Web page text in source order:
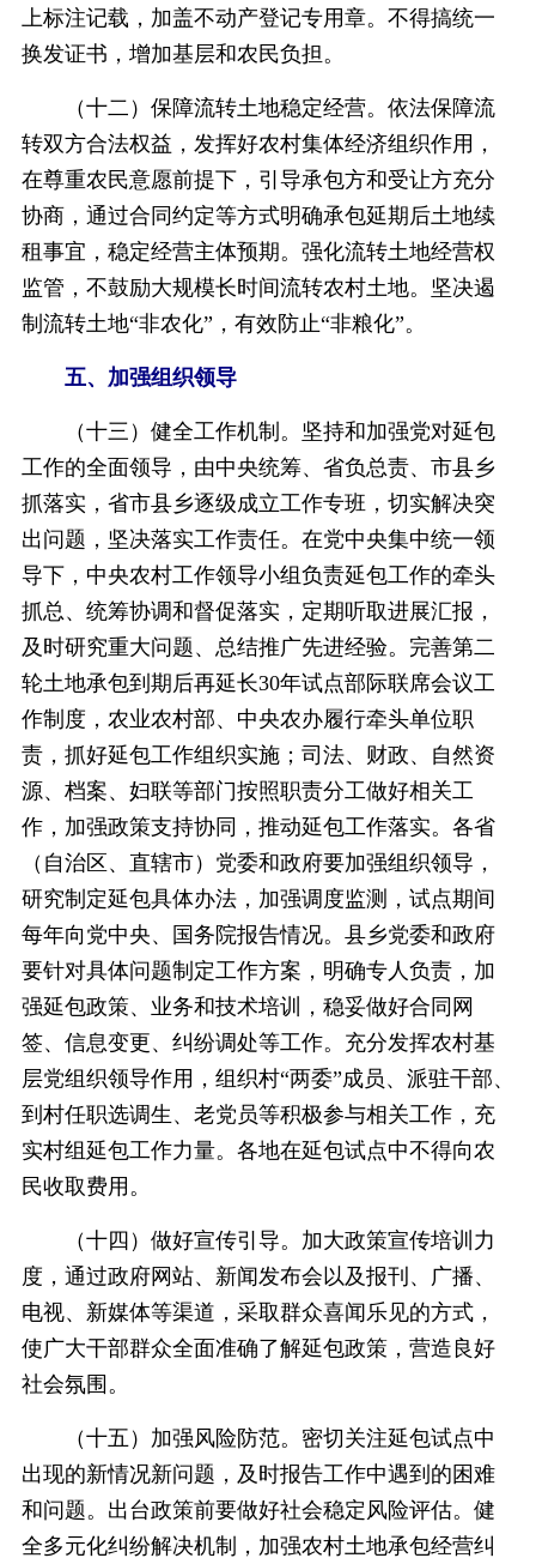
上标注记载，加盖不动产登记专用章。不得搞统一
换发证书，增加基层和农民负担。
（十二）保障流转土地稳定经营。依法保障流
转双方合法权益，发挥好农村集体经济组织作用，
在尊重农民意愿前提下，引导承包方和受让方充分
协商，通过合同约定等方式明确承包延期后土地续
租事宜，稳定经营主体预期。强化流转土地经营权
监管，不鼓励大规模长时间流转农村土地。坚决遏
制流转土地“非农化”，有效防止“非粮化”。
五、加强组织领导
（十三）健全工作机制。坚持和加强党对延包
工作的全面领导，由中央统筹、省负总责、市县乡
抓落实，省市县乡逐级成立工作专班，切实解决突
出问题，坚决落实工作责任。在党中央集中统一领
导下，中央农村工作领导小组负责延包工作的牵头
抓总、统筹协调和督促落实，定期听取进展汇报，
及时研究重大问题、总结推广先进经验。完善第二
轮土地承包到期后再延长30年试点部际联席会议工
作制度，农业农村部、中央农办履行牵头单位职
责，抓好延包工作组织实施；司法、财政、自然资
源、档案、妇联等部门按照职责分工做好相关工
作，加强政策支持协同，推动延包工作落实。各省
（自治区、直辖市）党委和政府要加强组织领导，
研究制定延包具体办法，加强调度监测，试点期间
每年向党中央、国务院报告情况。县乡党委和政府
要针对具体问题制定工作方案，明确专人负责，加
强延包政策、业务和技术培训，稳妥做好合同网
签、信息变更、纠纷调处等工作。充分发挥农村基
层党组织领导作用，组织村“两委”成员、派驻干部、
到村任职选调生、老党员等积极参与相关工作，充
实村组延包工作力量。各地在延包试点中不得向农
民收取费用。
（十四）做好宣传引导。加大政策宣传培训力
度，通过政府网站、新闻发布会以及报刊、广播、
电视、新媒体等渠道，采取群众喜闻乐见的方式，
使广大干部群众全面准确了解延包政策，营造良好
社会氛围。
（十五）加强风险防范。密切关注延包试点中
出现的新情况新问题，及时报告工作中遇到的困难
和问题。出台政策前要做好社会稳定风险评估。健
全多元化纠纷解决机制，加强农村土地承包经营纠